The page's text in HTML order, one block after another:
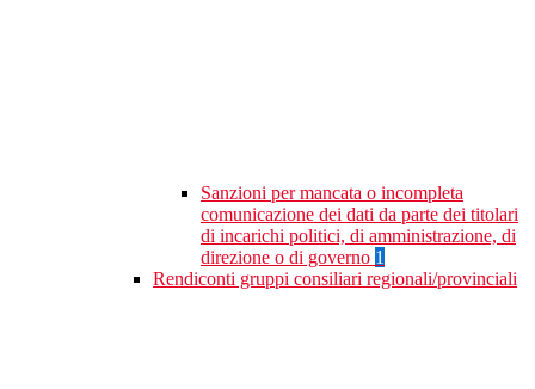
Sanzioni per mancata o incompleta
comunicazione dei dati da parte dei titolari
di incarichi politici, di amministrazione, di
direzione o di governo 1
Rendiconti gruppi consiliari regionali/provinciali